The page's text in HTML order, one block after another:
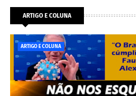
ARTIGO E COLUNA
ARTIGO E COLUNA